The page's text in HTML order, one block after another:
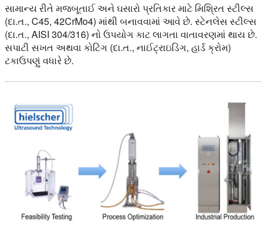
સામાન્ય રીતે મજબૂતાઈ અને ઘસારો પ્રતિકાર માટે મિશ્રિત સ્ટીલ્સ
(દા.ત., C45, 42CrMo4) માંથી બનાવવામાં આવે છે. સ્ટેનલેસ સ્ટીલ્સ
(દા.ત., AISI 304/316) નો ઉપયોગ કાટ લાગતા વાતાવરણમાં થાય છે.
સપાટી સખત અથવા કોટિંગ (દા.ત., નાઈટ્રાઇડિંગ, હાર્ડ ક્રોમ)
ટકાઉપણું વધારે છે.